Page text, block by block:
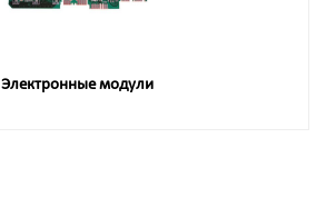
Электронные модули